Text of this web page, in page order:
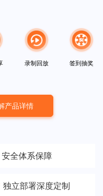
录制回放 签到抽奖
产品详情
安全体系保障
独立部署深度定制